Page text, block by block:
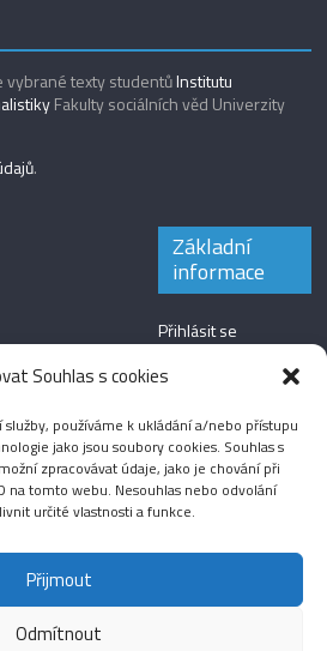
Souhlas s cookies
používáme k ukládání a/nebo přístupu
jako jsou soubory cookies. Souhlas s
zpracovávat údaje, jako je chování při
na tomto webu. Nesouhlas nebo odvolání
určité vlastnosti a funkce.
Přijmout
Odmítnout
vybrané texty studentůInstitutu
Fakulty sociálních věd Univerzity
.
Základní
informace
Přihlásit se
Zdroj kanálů
Kanál komentářů
Česká lokalizace
Fotografie Audio